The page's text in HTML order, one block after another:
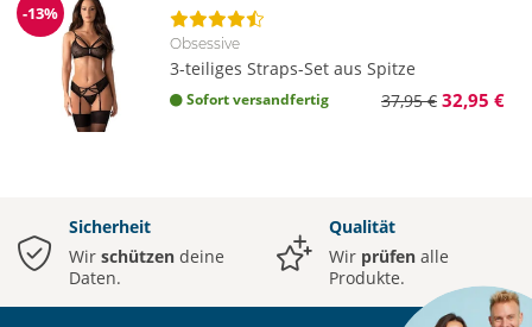
Reduzierung
-13%
Obsessive
3-teiliges Straps-Set aus Spitze
Sofort versandfertig 37,95 € 32,95 €
Sicherheit
Wir schützen deine
Daten.
Qualität
Wir prüfen alle
Produkte.